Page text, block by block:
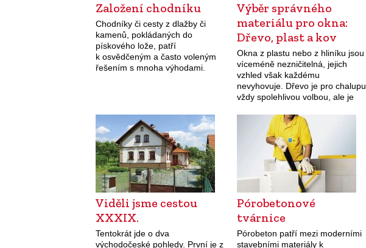
Založení chodníku
Chodníky či cesty z dlažby či
kamenů, pokládaných do
pískového lože, patří
k osvědčeným a často voleným
řešením s mnoha výhodami.
Výběr správného
materiálu pro okna:
Dřevo, plast a kov
Okna z plastu nebo z hliníku jsou
víceméně nezničitelná, jejich
vzhled však každému
nevyhovuje. Dřevo je pro chalupu
vždy spolehlivou volbou, ale je
Viděli jsme cestou
XXXIX.
Tentokrát jde o dva
východočeské pohledy. První je z
Pórobetonové
tvárnice
Pórobeton patří mezi moderními
stavebními materiály k